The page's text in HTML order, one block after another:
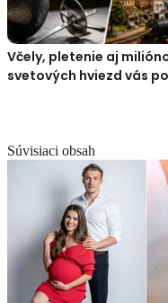
Včely, pletenie aj
svetových hviezd vás
Súvisiaci obsah